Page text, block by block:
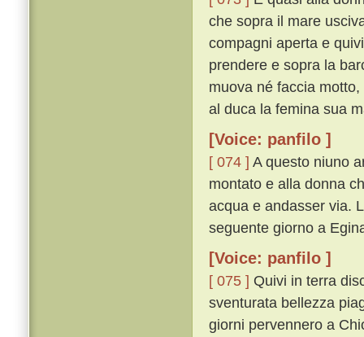
che sopra il mare
compagni aperta e
prendere e sopra la
muova né faccia
al duca la femina sua
[Voice: panfilo ]
[ 074 ] A questo niuno
montato e alla donna
acqua e andasser via.
seguente giorno a
[Voice: panfilo ]
[ 075 ] Quivi in terra
sventurata bellezza
giorni pervennero a